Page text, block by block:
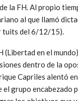
la FH. Al propio
al que llamó
tuits del 6/12/15).
(Libertad en el
dentro de la
Capriles alentó
grupo encabezado